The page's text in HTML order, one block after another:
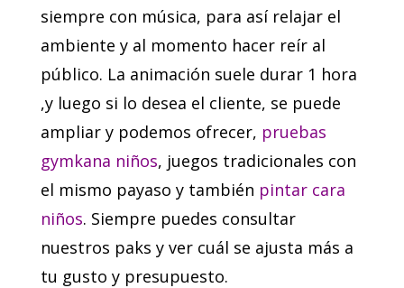
siempre con música, para así relajar el
ambiente y al momento hacer reír al
público. La animación suele durar 1 hora
,y luego si lo desea el cliente, se puede
ampliar y podemos ofrecer, pruebas
gymkana niños, juegos tradicionales con
el mismo payaso y también pintar cara
niños. Siempre puedes consultar
nuestros paks y ver cuál se ajusta más a
tu gusto y presupuesto.